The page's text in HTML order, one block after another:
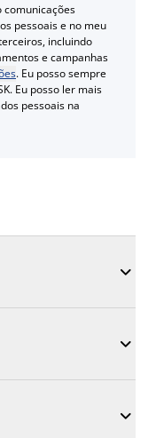
comunicações
pessoais e no meu
incluindo
e campanhas
. Eu posso sempre
Eu posso ler mais
pessoais na


